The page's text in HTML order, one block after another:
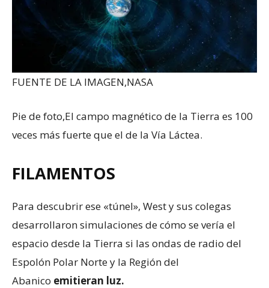
FUENTE DE LA IMAGEN,NASA
Pie de foto,El campo magnético de la Tierra es 100
veces más fuerte que el de la Vía Láctea.
FILAMENTOS
Para descubrir ese «túnel», West y sus colegas
desarrollaron simulaciones de cómo se vería el
espacio desde la Tierra si las ondas de radio del
Espolón Polar Norte y la Región del
Abanico emitieran luz.